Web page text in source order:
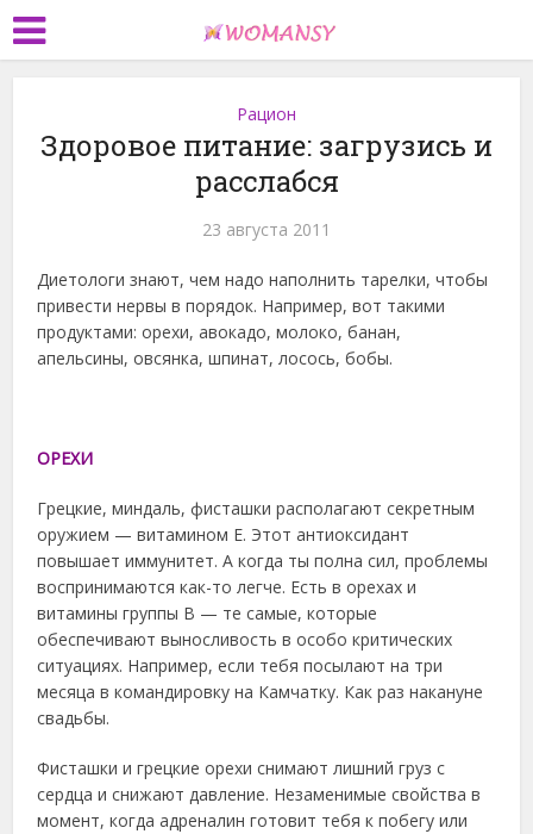
Рацион
Здоровое питание: загрузись и
расслабся
23 августа 2011
Диетологи знают, чем надо наполнить тарелки, чтобы
привести нервы в порядок. Например, вот такими
продуктами: орехи, авокадо, молоко, банан,
апельсины, овсянка, шпинат, лосось, бобы.
ОРЕХИ
Грецкие, миндаль, фисташки располагают секретным
оружием — витамином Е. Этот антиоксидант
повышает иммунитет. А когда ты полна сил, проблемы
воспринимаются как-то легче. Есть в орехах и
витамины группы В — те самые, которые
обеспечивают выносливость в особо критических
ситуациях. Например, если тебя посылают на три
месяца в командировку на Камчатку. Как раз накануне
свадьбы.
Фисташки и грецкие орехи снимают лишний груз с
сердца и снижают давление. Незаменимые свойства в
момент, когда адреналин готовит тебя к побегу или